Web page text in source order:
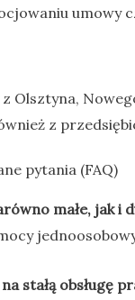
umowy
Olsztyna,
z
pytania (FAQ)
małe, jak i
stałą obsługę